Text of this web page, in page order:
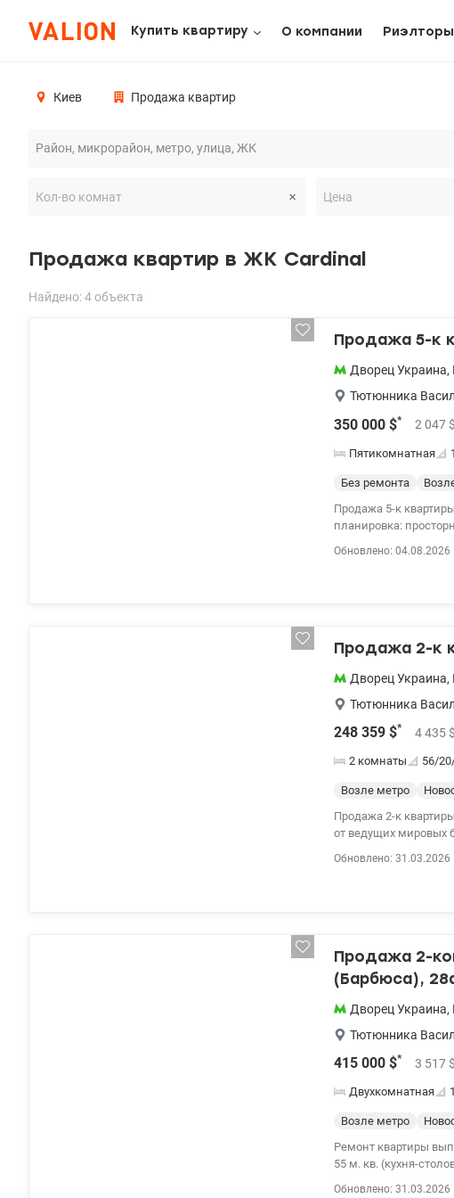
Купить квартиру О компании Риэлторы
Киев Продажа квартир
Продажа квартир в ЖК Cardinal
Найдено: 4 объекта
Продажа 5-к
Дворец Украина,
Тютюнника
350 000 $* 2 047 $
Пятикомнатная
Без ремонта
Продажа 5-к квартиры
планировка: просторная
Обновлено: 04.08.2026
Продажа 2-к
Дворец Украина,
Тютюнника
248 359 $* 4 435 $
2 комнаты 56/
Возле метро
Продажа 2-к
от ведущих мировых
Обновлено: 31.03.2026
Продажа 2-
(Барбюса),
Дворец Украина,
Тютюнника
415 000 $* 3 517 $
Двухкомнатная
Возле метро
Ремонт квартиры
55 м. кв. (кухня-
Обновлено: 31.03.2026